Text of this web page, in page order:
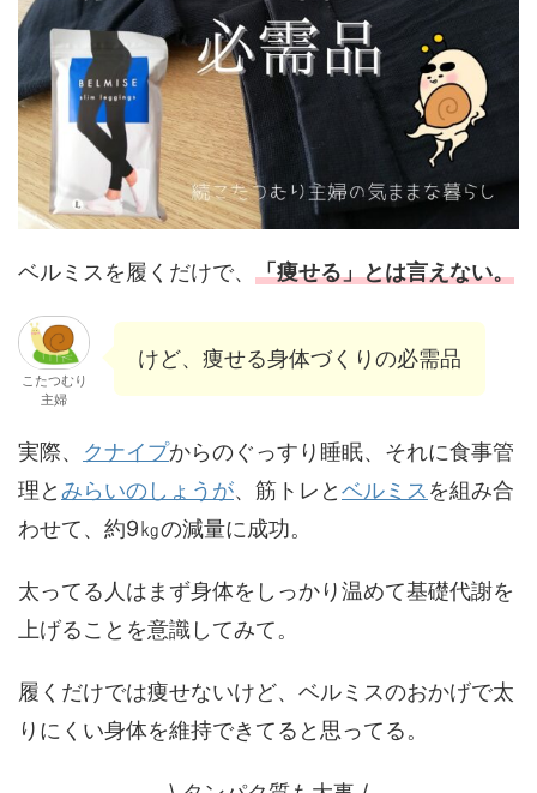
ベルミスを履くだけで、 「痩せる」とは言えない。
こたつむり
主婦
けど、痩せる身体づくりの必需品
実際、 クナイプからのぐっすり睡眠、それに食事管
理とみらいのしょうが、筋トレとベルミス を組み合
わせて、約9㎏の減量に成功。
太ってる人はまず身体をしっかり温めて基礎代謝を
上げることを意識してみて。
履くだけでは痩せないけど、ベルミスのおかげで太
りにくい身体を維持できてると思ってる。